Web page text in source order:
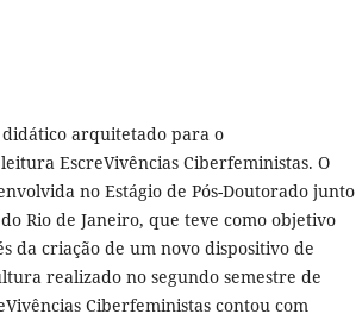
arquitetado para o
EscreVivências Ciberfeministas. O
no Estágio de Pós-Doutorado junto
Rio de Janeiro, que teve como objetivo
da criação de um novo dispositivo de
realizado no segundo semestre de
Ciberfeministas contou com